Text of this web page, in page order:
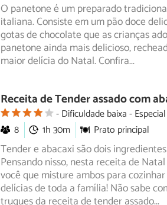
O panetone é um preparado
italiana. Consiste em um pão doce
gotasde chocolate que as crianças
panetone ainda mais delicioso,
maior delícia do Natal. Confira...
Receita de Tender assado com
Dificuldade baixa
8
1h 30m Prato principal
Tender e abacaxi são dois
Pensando nisso, nesta receita de
vocêque misture ambos para
delícias de toda a família! Não sabe